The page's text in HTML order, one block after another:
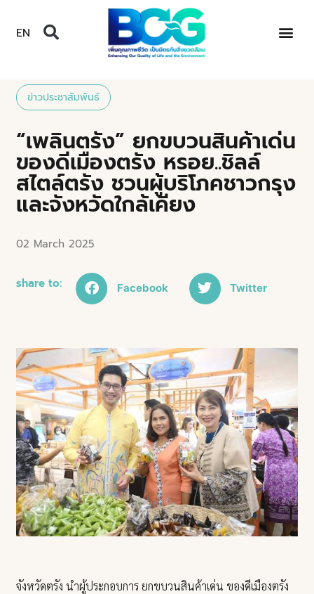
EN
ข่าวประชาสัมพันธ์
“เพลินตรัง” ยกขบวนสินค้าเด่น
ของดีเมืองตรัง หรอย..ชิลล์
สไตล์ตรัง ชวนผู้บริโภคชาวกรุง
และจังหวัดใกล้เคียง
02 March 2025
share to: Facebook Twitter
จังหวัดตรัง นำผู้ประกอบการ ยกขบวนสินค้าเด่น ของดีเมืองตรัง